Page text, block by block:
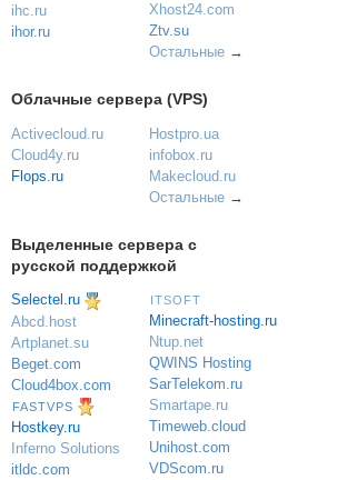
ihc.ru
ihor.ru
Xhost24.com
Ztv.su
Остальные→
Облачные сервера (VPS)
Activecloud.ru
Cloud4y.ru
Flops.ru
Hostpro.ua
infobox.ru
Makecloud.ru
Остальные→
Выделенные сервера с
русской поддержкой
Selectel.ru
Abcd.host
Artplanet.su
Beget.com
Cloud4box.com
FASTVPS
Hostkey.ru
Inferno Solutions
itldc.com
ITSOFT
Minecraft-hosting.ru
Ntup.net
QWINS Hosting
SarTelekom.ru
Smartape.ru
Timeweb.cloud
Unihost.com
VDScom.ru